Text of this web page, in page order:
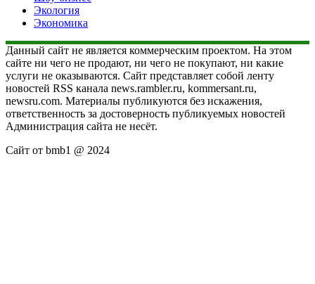
Экология
Экономика
Данный сайт не является коммерческим проектом. На этом
сайте ни чего не продают, ни чего не покупают, ни какие
услуги не оказываются. Сайт представляет собой ленту
новостей RSS канала news.rambler.ru, kommersant.ru,
newsru.com. Материалы публикуются без искажения,
ответственность за достоверность публикуемых новостей
Администрация сайта не несёт.
Сайт от bmb1 @ 2024